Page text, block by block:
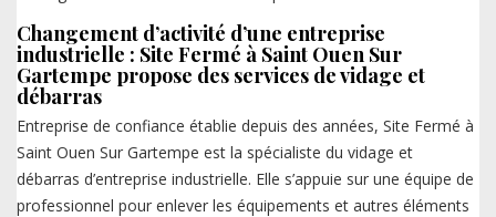
Changement d’activité d’une entreprise
industrielle : Site Fermé à Saint Ouen Sur
Gartempe propose des services de vidage et
débarras
Entreprise de confiance établie depuis des années, Site Fermé à
Saint Ouen Sur Gartempe est la spécialiste du vidage et
débarras d’entreprise industrielle. Elle s’appuie sur une équipe de
professionnel pour enlever les équipements et autres éléments